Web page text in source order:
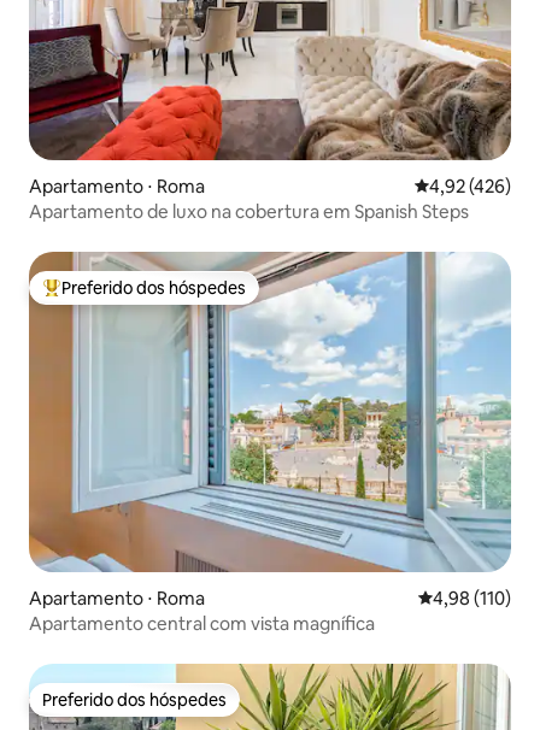
Apartamento ⋅ Roma 4,92 de uma
4,92 (426)
Apartamento de luxo na cobertura em Spanish Steps
Entre os melhores preferidos dos hóspedes
Preferido dos hóspedes
Apartamento ⋅ Roma 4,98 de uma
4,98 (110)
Apartamento central com vista magnífica
Preferido dos hóspedes
Preferido dos hóspedes